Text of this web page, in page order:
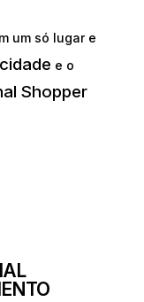
um só lugar e
e o
Shopper